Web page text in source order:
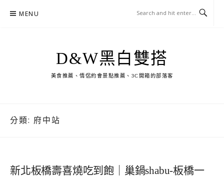
MENU
D&W黑白雙搭
美食推薦、情侶約會景點推薦、3C開箱的部落客
分類: 府中站
新北板橋壽喜燒吃到飽｜巢鍋shabu-板橋一